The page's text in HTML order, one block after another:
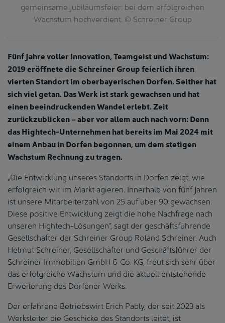
gemeinsame Jubiläumsfeier: bei dem erfolgreichen
Wachstum hochverdient. © Schreiner Group
Fünf Jahre voller Innovation, Teamgeist und Wachstum:
2019 eröffnete die Schreiner Group feierlich ihren
vierten Standort im oberbayerischen Dorfen. Seither hat
sich viel getan. Das Werk ist stark gewachsen und hat
einen beeindruckenden Wandel erlebt. Zeit
zurückzublicken – aber vor allem auch nach vorn: Denn
das Hightech-Unternehmen hat bereits im Mai 2024 mit
einem Anbau in Dorfen begonnen, um dem stetigen
Wachstum Rechnung zu tragen.
„Die Entwicklung unseres Standorts in Dorfen zeigt, wie
erfolgreich wir im Markt agieren. Innerhalb von fünf Jahren
ist unsere Mitarbeiterzahl von 25 auf über 90 gewachsen.
Diese positive Entwicklung zeigt die hohe Nachfrage nach
unseren Hightech-Lösungen“, sagt der geschäftsführende
Gesellschafter der Schreiner Group Roland Schreiner. Auch
Helmut Schreiner, Gesellschafter und Geschäftsführer der
Schreiner Immobilien GmbH & Co. KG, freut sich sehr über
das erfolgreiche Wachstum und die aktuell entstehende
Erweiterung des Dorfener Werks.
Der erfahrene Betriebswirt Erich Pably, der seit 2023 als
Werksleiter die Geschicke des Standorts leitet, ist